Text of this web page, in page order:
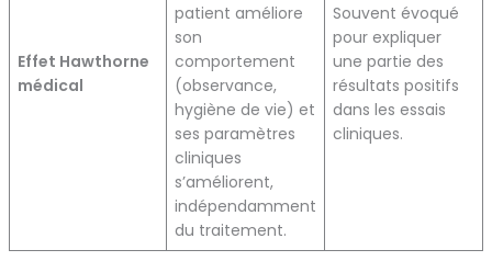
Effet Hawthorne
médical
patient améliore
son
comportement
(observance,
hygiène de vie) et
ses paramètres
cliniques
s’améliorent,
indépendamment
du traitement.
Souvent évoqué
pour expliquer
une partie des
résultats positifs
dans les essais
cliniques.